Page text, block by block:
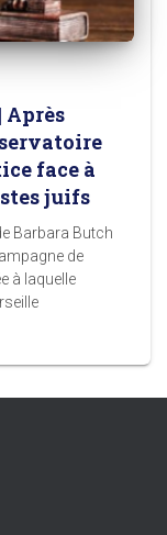
Après
face à
juifs
Barbara Butch
de
à laquelle